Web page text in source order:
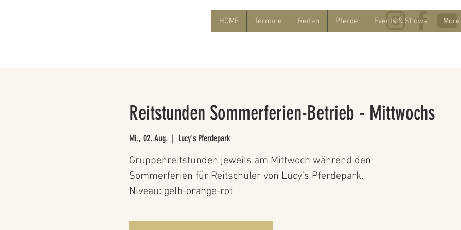
HOME Termine Reiten Pferde Events & Shows
Reitstunden Sommerferien-Betrieb - Mittwochs
Mi., 02. Aug.
  |
Lucy's Pferdepark
Gruppenreitstunden jeweils am Mittwoch während den
Sommerferien für Reitschüler von Lucy’s Pferdepark.
Niveau: gelb-orange-rot